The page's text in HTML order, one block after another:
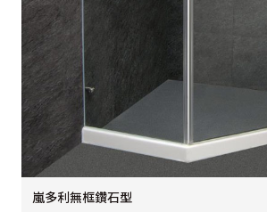
嵐多利無框鑽石型